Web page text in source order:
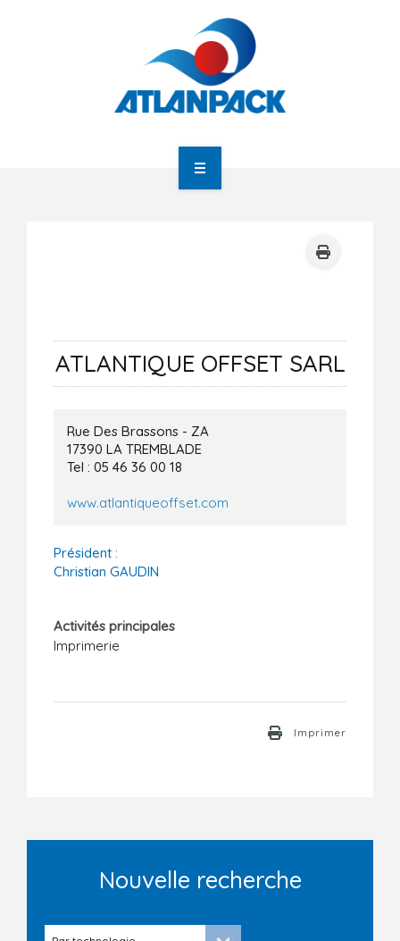
Newsletter
Formations
Stages/Emplois
ATLANTIQUE OFFSET SARL
Rue Des Brassons - ZA
17390 LA TREMBLADE
Tel : 05 46 36 00 18
www.atlantiqueoffset.com
Président :
Christian GAUDIN
Activités principales
Imprimerie
Imprimer
Nouvelle recherche